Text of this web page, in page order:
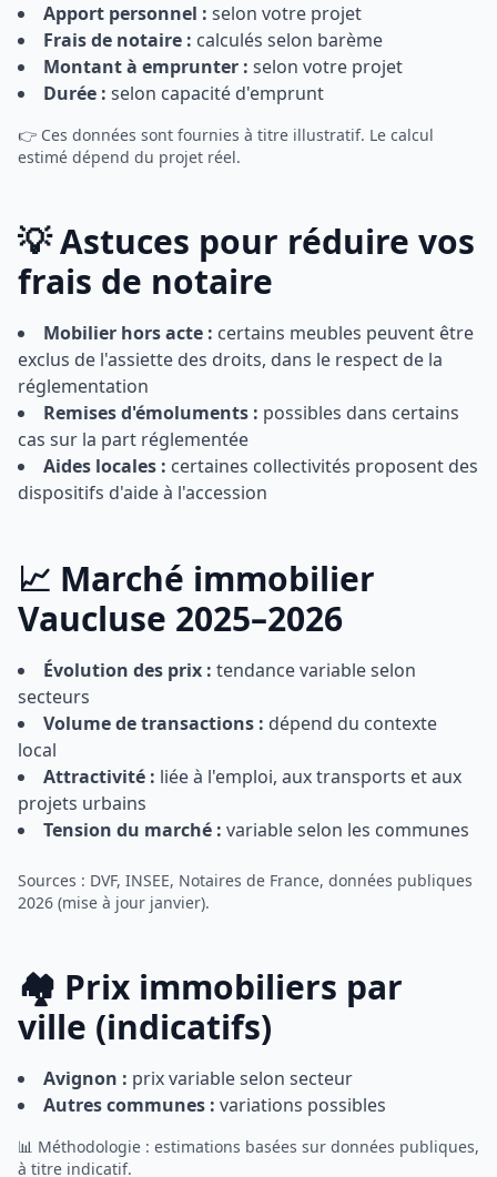
Apport personnel : selon votre projet
Frais de notaire : calculés selon barème
Montant à emprunter : selon votre projet
Durée : selon capacité d'emprunt
👉 Ces données sont fournies à titre illustratif. Le calcul
estimé dépend du projet réel.
💡 Astuces pour réduire vos
frais de notaire
Mobilier hors acte : certains meubles peuvent être
exclus de l'assiette des droits, dans le respect de la
réglementation
Remises d'émoluments : possibles dans certains
cas sur la part réglementée
Aides locales : certaines collectivités proposent des
dispositifs d'aide à l'accession
📈 Marché immobilier
Vaucluse 2025–2026
Évolution des prix : tendance variable selon
secteurs
Volume de transactions : dépend du contexte
local
Attractivité : liée à l'emploi, aux transports et aux
projets urbains
Tension du marché : variable selon les communes
Sources : DVF, INSEE, Notaires de France, données publiques
2026 (mise à jour janvier).
🏘️ Prix immobiliers par
ville (indicatifs)
Avignon : prix variable selon secteur
Autres communes : variations possibles
📊 Méthodologie : estimations basées sur données publiques,
à titre indicatif.